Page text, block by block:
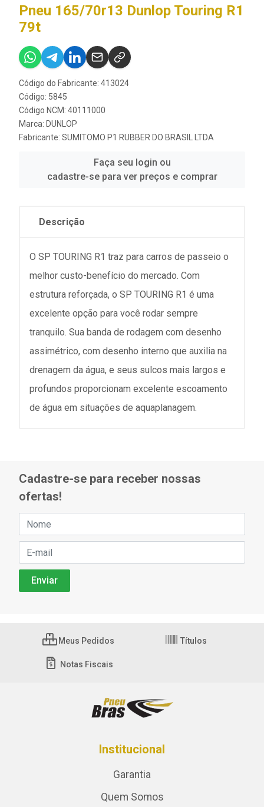
Pneu 165/70r13 Dunlop Touring R1
79t
Código do Fabricante: 413024
Código: 5845
Código NCM: 40111000
Marca: DUNLOP
Fabricante: SUMITOMO P1 RUBBER DO BRASIL LTDA
Faça seu login ou
cadastre-se para ver preços e comprar
Descrição
O SP TOURING R1 traz para carros de passeio o
melhor custo-benefício do mercado. Com
estrutura reforçada, o SP TOURING R1 é uma
excelente opção para você rodar sempre
tranquilo. Sua banda de rodagem com desenho
assimétrico, com desenho interno que auxilia na
drenagem da água, e seus sulcos mais largos e
profundos proporcionam excelente escoamento
de água em situações de aquaplanagem.
Cadastre-se para receber nossas
ofertas!
Meus Pedidos Títulos
Notas Fiscais
Institucional
Garantia
Quem Somos